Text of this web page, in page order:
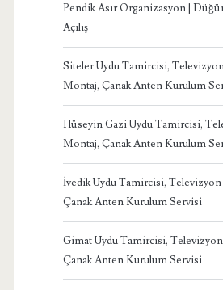
Pendik Asır Organizasyon |
Açılış
Siteler Uydu Tamircisi,
Montaj, Çanak Anten Kurulum
Hüseyin Gazi Uydu Tamircisi,
Montaj, Çanak Anten Kurulum
İvedik Uydu Tamircisi,
Çanak Anten Kurulum Servisi
Gimat Uydu Tamircisi,
Çanak Anten Kurulum Servisi